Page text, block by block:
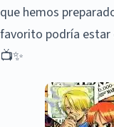
que hemos
favorito podría estar
📺✨